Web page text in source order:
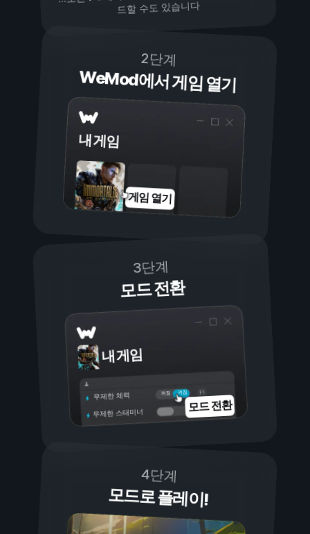
드할 수도 있습니다
2단계
WeMod에서 게임 열기
내 게임
게임 열기
3단계
모드 전환
내 게임
켜짐
꺼짐
무제한 체력
무제한 스태미너 모드 전환
4단계
모드로 플레이!